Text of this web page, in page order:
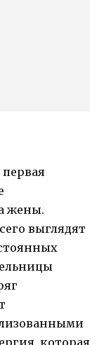
жены.
выглядят